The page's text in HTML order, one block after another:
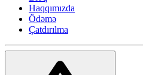
Haqqımızda
Ödəmə
Çatdırılma